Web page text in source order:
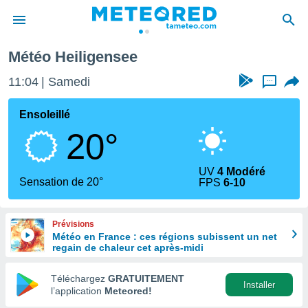
de
en
Météo Heiligensee
11:04 Samedi ...
Ensoleillé
20°
Sensation de 20°
UV4 Modéré
FPS6-10
Prévisions
Météo en France : ces régions subissent un net
regain de chaleur cet après-midi
Téléchargez GRATUITEMENT
l’application Meteored!
Installer